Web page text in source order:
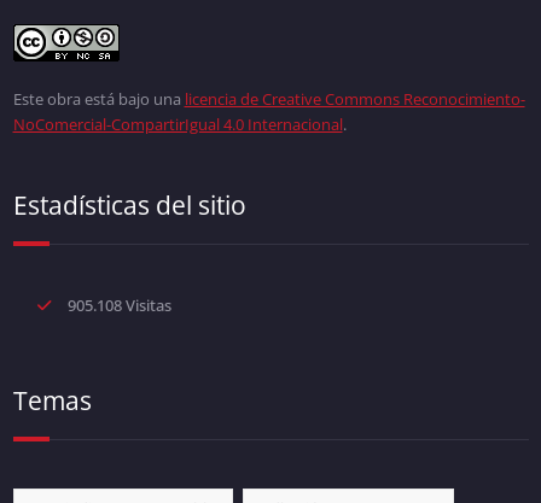
Este obra está bajo una licencia de Creative Commons Reconocimiento-
NoComercial-CompartirIgual 4.0 Internacional.
Estadísticas del sitio
905.108 Visitas
Temas